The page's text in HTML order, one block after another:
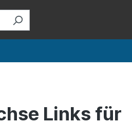
Links für